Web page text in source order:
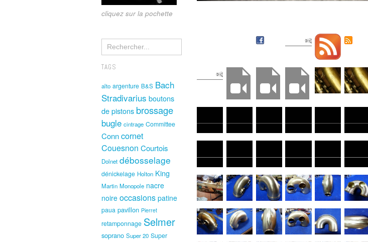
cliquez sur la pochette
TAGS
alto argenture B&S Bach
Stradivarius boutons
de pistons brossage
bugle cintrage Committee
Conncornet
Couesnon Courtois
Dolnet débosselage
dénickelage Holton King
Martin Monopole nacre
noire occasions patine
paua pavillon Pierret
retamponnage Selmer
soprano Super 20 Super